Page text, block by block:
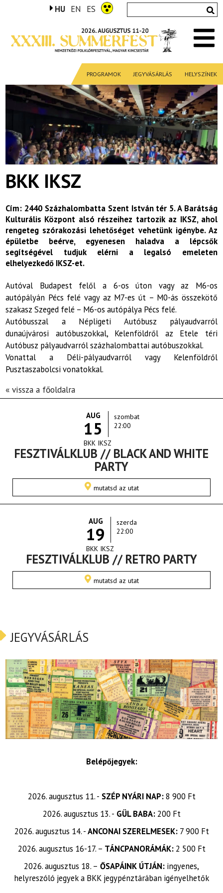
HU EN ES
PROGRAMOK JEGYVÁSÁRLÁS HELYSZÍNEK
BKK IKSZ
Cím: 2440 Százhalombatta Szent István tér 5. A Barátság
Kulturális Központ alsó részeihez tartozik az IKSZ, ahol
rengeteg szórakozási lehetőséget vehetünk igénybe. Az
épületbe beérve, egyenesen haladva a lépcsők
segítségével tudjuk elérni a legalsó emeleten
elhelyezkedő IKSZ-et.
Autóval Budapest felől a 6-os úton vagy az M6-os
autópályán Pécs felé vagy az M7-es út – M0-ás összekötő
szakasz Szeged felé – M6-os autópálya Pécs felé.
Autóbusszal a Népligeti Autóbusz pályaudvarról
dunaújvárosi autóbuszokkal, Kelenföldről az Etele téri
Autóbusz pályaudvarról százhalombattai autóbuszokkal.
Vonattal a Déli-pályaudvarról vagy Kelenföldről
Pusztaszabolcsi vonatokkal.
« vissza a főoldalra
AUG
15
szombat
22:00
BKK IKSZ
FESZTIVÁLKLUB // BLACK AND WHITE
PARTY
mutatsd az utat
AUG
19
szerda
22:00
BKK IKSZ
FESZTIVÁLKLUB // RETRO PARTY
mutatsd az utat
JEGYVÁSÁRLÁS
Belépőjegyek:
2026. augusztus 11. - SZÉP NYÁRI NAP:8 900 Ft
2026. augusztus 13. - GÜL BABA:200 Ft
2026. augusztus 14. -ANCONAI SZERELMESEK: 7 900 Ft
2026. augusztus 16-17. – TÁNCPANORÁMÁK:2 500 Ft
2026. augusztus 18. – ŐSAPÁINK ÚTJÁN: ingyenes,
helyreszóló jegyek a BKK jegypénztárában igényelhetők